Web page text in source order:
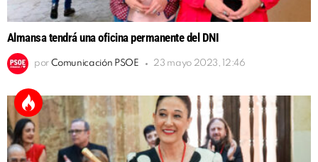
Almansa tendrá una oficina permanente del DNI
por Comunicación PSOE 23 mayo 2023, 12:46